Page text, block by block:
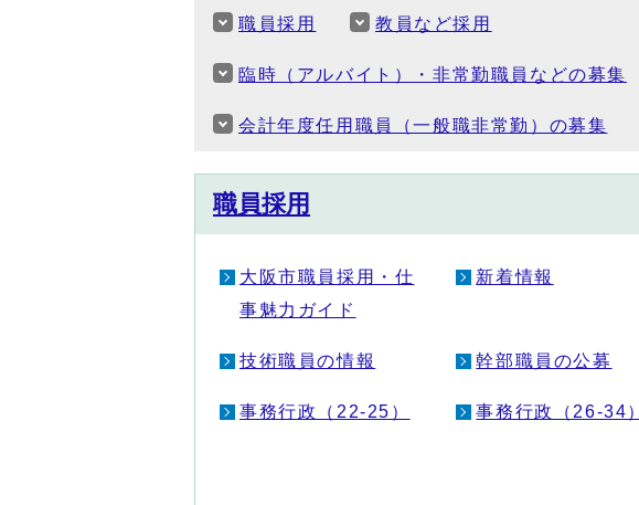
職員採用 教員など採用
臨時（アルバイト）・非常勤職員などの募集
会計年度任用職員（一般職非常勤）の募集
職員採用
大阪市職員採用・仕
事魅力ガイド
新着情報
技術職員の情報 幹部職員の公募
事務行政（22-25） 事務行政（26-34）